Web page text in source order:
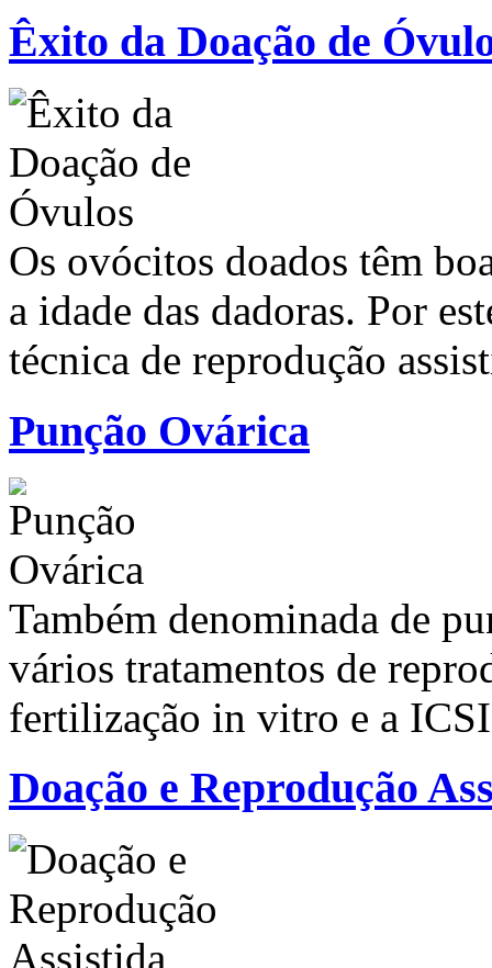
Êxito da Doação de
Os ovócitos doados têm
a idade das dadoras. Por
técnica de reprodução
Punção Ovárica
Também denominada de
vários tratamentos de
fertilização in vitro e a
Doação e Reprodução